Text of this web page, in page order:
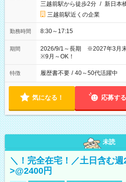
三越前駅から徒歩2分 / 新日本
三越前駅近くの企業
勤務時間 8:30～17:15
期間
2026/9/1～長期 ※2027年3月
※9月～OK！
特徴 履歴書不要 / 40～50代活躍中
気になる！ 応募する
未読
＼！完全在宅！／土日含む
>@2400円